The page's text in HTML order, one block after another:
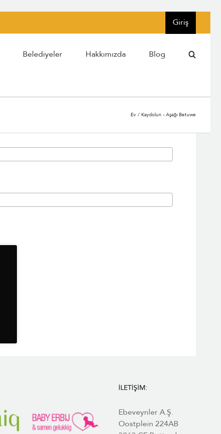
Giriş
Belediyeler Hakkımızda Blog
Ev Kaydolun - Aşağı Betuwe
İLETIŞIM:
Ebeveynler A.Ş.
Oostplein 224AB